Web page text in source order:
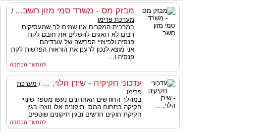
מבזק מס - משרד סמי מזון חשב... /
מערכת פרימו
במרבית המקרים אנו שמים לב שמעסיקים
רבים לא דואגים להשלים את חובם לקרן
פנסיה ולפיצויי הפרישה של עובדיהם.
אני מוצא לנכון לרענן את הוראות הפרשות לקרן
פנסיה ו...
להמשך הכתבה
עדכוני חקיקיה - שירן הלוי, ... / מערכת
פרימו
במהלך החודשים האחרונים נעשו מספר שינויי
חקיקה בתחום המס. תיקונים אלו נוצרו בגין
חקיקת חוקים חדשים ובגין תיקונים שוטפים.
להמשך הכתבה